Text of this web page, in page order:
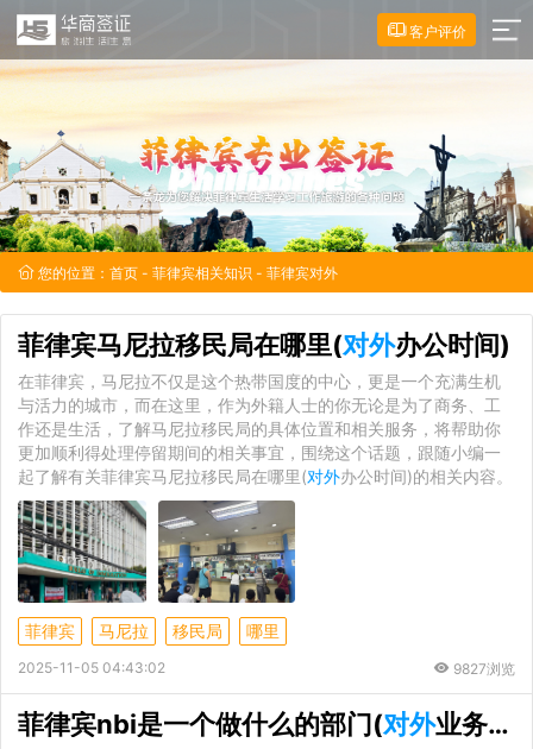
客户评价
您的位置： 首页 - 菲律宾相关知识 - 菲律宾对外
菲律宾马尼拉移民局在哪里(对外办公时间)
在菲律宾，马尼拉不仅是这个热带国度的中心，更是一个充满生机
与活力的城市，而在这里，作为外籍人士的你无论是为了商务、工
作还是生活，了解马尼拉移民局的具体位置和相关服务，将帮助你
更加顺利得处理停留期间的相关事宜，围绕这个话题，跟随小编一
起了解有关菲律宾马尼拉移民局在哪里(对外办公时间)的相关内容。
菲律宾 马尼拉 移民局 哪里
2025-11-05 04:43:02 9827浏览
菲律宾nbi是一个做什么的部门(对外业务范围)